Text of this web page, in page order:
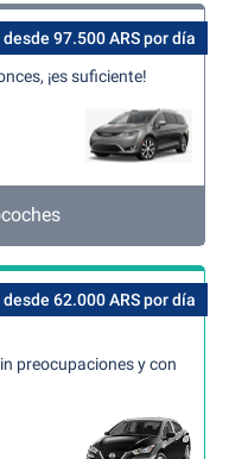
desde 97.500 ARS por día
¡es suficiente!
desde 62.000 ARS por día
preocupaciones y con